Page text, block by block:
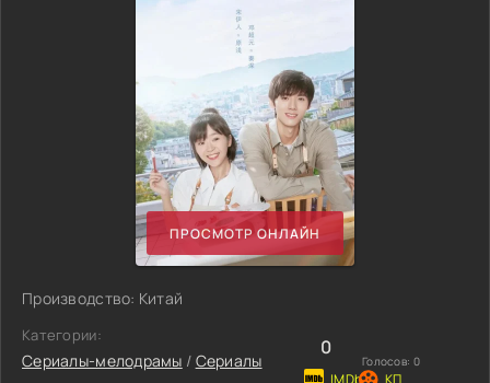
ПРОСМОТР ОНЛАЙН
Производство: Китай
Категории:
Сериалы-мелодрамы / Сериалы
0
Голосов: 0